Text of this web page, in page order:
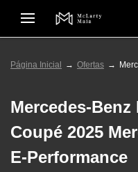
Página Inicial Ofertas
Mercedes-Benz
Coupé 2025
E-Performance